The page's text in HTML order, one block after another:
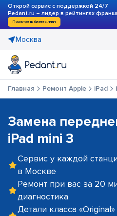
Открой сервис с поддержкой 24/7
Pedant.ru – лидер в рейтингах
Посмотреть бизнес-план
Москва
Главная Ремонт Apple iPad
Замена
iPad mini 3
Сервис у каждой
в Москве
Ремонт при вас за 20
диагностика
Детали класса